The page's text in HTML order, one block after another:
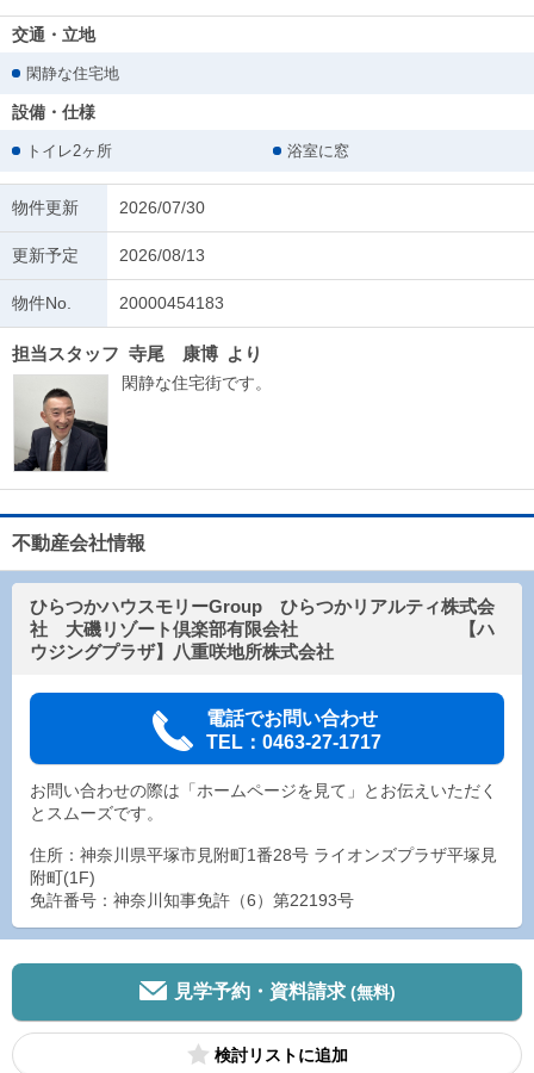
交通・立地
閑静な住宅地
設備・仕様
トイレ2ヶ所 浴室に窓
物件更新 2026/07/30
更新予定 2026/08/13
物件No. 20000454183
担当スタッフ 寺尾 康博 より
閑静な住宅街です。
不動産会社情報
ひらつかハウスモリーGroup ひらつかリアルティ株式会
社 大磯リゾート倶楽部有限会社 【ハ
ウジングプラザ】八重咲地所株式会社
電話でお問い合わせ
TEL：0463-27-1717
お問い合わせの際は「ホームページを見て」とお伝えいただく
とスムーズです。
住所：神奈川県平塚市見附町1番28号 ライオンズプラザ平塚見
附町(1F)
免許番号：神奈川知事免許（6）第22193号
見学予約・資料請求 (無料)
検討リスト